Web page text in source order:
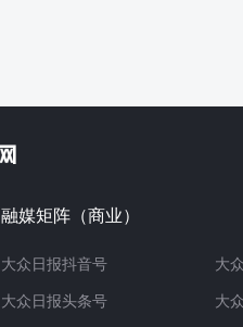
融媒矩阵（商业）
大众日报抖音号
大众日报头条号
大
大